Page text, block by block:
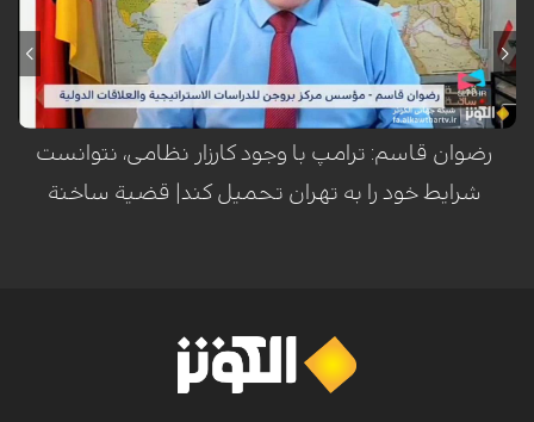
شبکه الکوثر تأکید کرد که تقویت نظامی گسترده آمریکا در منطقه با هدف
فشار روانی و سیاسی بر ایران انجام شده، اما واشنگتن به دلیل هشدار
کارشناسان درباره تبدیل هرگونه درگیری به جنگی فرسایشی و طولانی‌مدت،
تمایل واقعی برای ورود به جنگ ندارد.
رضوان قاسم: ترامپ با وجود کارزار نظامی، نتوانست
شرایط خود را به تهران تحمیل کند| قضیة ساخنة